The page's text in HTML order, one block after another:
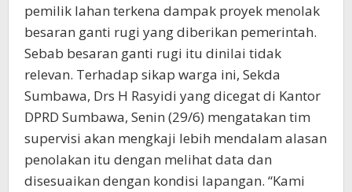
pemilik lahan terkena dampak proyek menolak
besaran ganti rugi yang diberikan pemerintah.
Sebab besaran ganti rugi itu dinilai tidak
relevan. Terhadap sikap warga ini, Sekda
Sumbawa, Drs H Rasyidi yang dicegat di Kantor
DPRD Sumbawa, Senin (29/6) mengatakan tim
supervisi akan mengkaji lebih mendalam alasan
penolakan itu dengan melihat data dan
disesuaikan dengan kondisi lapangan. “Kami